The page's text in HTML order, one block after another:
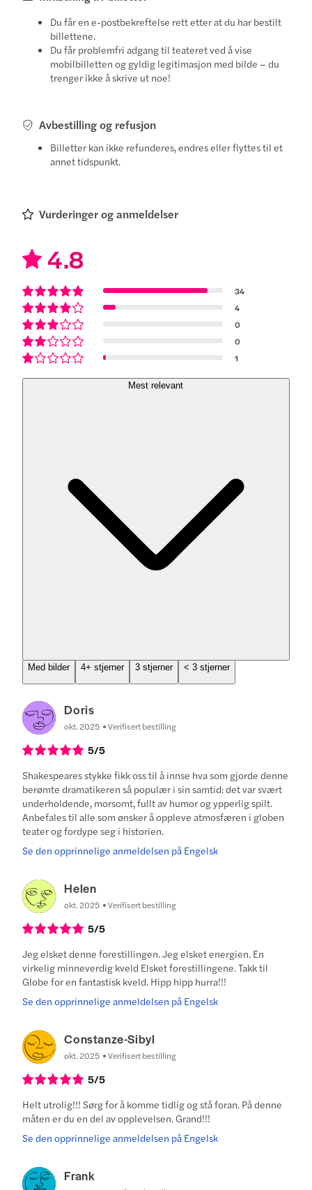
Du får en e-postbekreftelse rett etter at du har bestilt
billettene.
Du får problemfri adgang til teateret ved å vise
mobilbilletten og gyldig legitimasjon med bilde – du
trenger ikke å skrive ut noe!
Avbestilling og refusjon
Billetter kan ikke refunderes, endres eller flyttes til et
annet tidspunkt.
Vurderinger og anmeldelser
4.8
34
4
0
0
1
Mest relevant
Med bilder 4+ stjerner 3 stjerner < 3 stjerner
Doris
okt. 2025 Verifisert bestilling
5/5
Shakespeares stykke fikk oss til å innse hva som gjorde denne
berømte dramatikeren så populær i sin samtid: det var svært
underholdende, morsomt, fullt av humor og ypperlig spilt.
Anbefales til alle som ønsker å oppleve atmosfæren i globen
teater og fordype seg i historien.
Se den opprinnelige anmeldelsen på Engelsk
Helen
okt. 2025 Verifisert bestilling
5/5
Jeg elsket denne forestillingen. Jeg elsket energien. En
virkelig minneverdig kveld Elsket forestillingene. Takk til
Globe for en fantastisk kveld. Hipp hipp hurra!!!
Se den opprinnelige anmeldelsen på Engelsk
Constanze-Sibyl
okt. 2025 Verifisert bestilling
5/5
Helt utrolig!!! Sørg for å komme tidlig og stå foran. På denne
måten er du en del av opplevelsen. Grand!!!
Se den opprinnelige anmeldelsen på Engelsk
Frank